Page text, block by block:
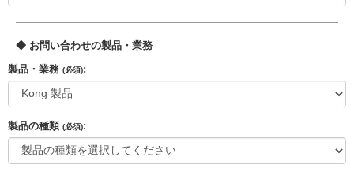
◆ お問い合わせの製品・業務
製品・業務 (必須):
製品の種類 (必須):